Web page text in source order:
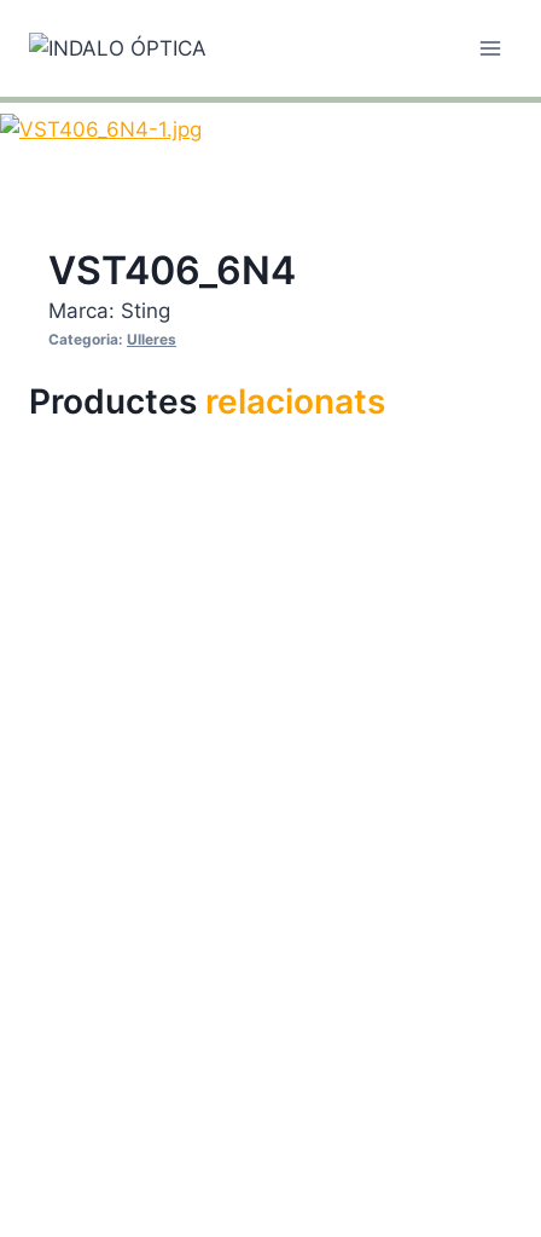
VST406_6N4
Marca: Sting
Categoria: Ulleres
Productes relacionats